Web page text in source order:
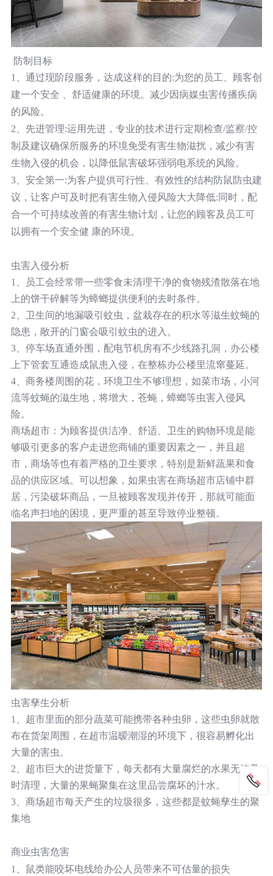
防制目标
1、通过现阶段服务，达成这样的目的:为您的员工、顾客创
建一个安全 、舒适健康的环境。减少因病媒虫害传播疾病
的风险。
2、先进管理:运用先进，专业的技术进行定期检查/监察/控
制及建议确保所服务的环境免受有害生物滋扰，减少有害
生物入侵的机会，以降低鼠害破坏强弱电系统的风险。
3、安全第一:为客户提供可行性、有效性的结构防鼠防虫建
议，让客户可及时把有害生物入侵风险大大降低:同时，配
合一个可持续改善的有害生物计划，让您的顾客及员工可
以拥有一个安全健 康的环境。
虫害入侵分析
1、员工会经常带一些零食未清理干净的食物残渣散落在地
上的饼干碎解等为蟑螂提供便利的去时条件。
2、卫生间的地漏吸引蚊虫，盆栽存在的积水等滋生蚊蝇的
隐患，敞开的门窗会吸引蚊虫的进入。
3、停车场直通外围，配电节机房有不少线路孔洞，办公楼
上下管套互通造成鼠患入侵，在整栋办公楼里流窜蔓延。
4、商务楼周围的花，环境卫生不够理想，如菜市场，小河
流等蚊蝇的滋生地，将增大，苍蝇，蟑螂等虫害入侵风
险。
商场超市：为顾客提供洁净、舒适、卫生的购物环境是能
够吸引更多的客户走进您商铺的重要因素之一，并且超
市，商场等也有着严格的卫生要求，特别是新鲜蔬果和食
品的供应区域。可以想象，如果虫害在商场超市店铺中群
居，污染破坏商品，一旦被顾客发现并传开，那就可能面
临名声扫地的困境，更严重的甚至导致停业整顿。
虫害孳生分析
1、超市里面的部分蔬菜可能携带各种虫卵，这些虫卵就散
布在货架周围，在超市温暧潮湿的环境下，很容易孵化出
大量的害虫。
2、超市巨大的进货量下，每天都有大量腐烂的水果无法及
时清理，大量的果蝇聚集在这里品尝腐坏的汁水。
3、商场超市每天产生的垃圾很多，这些都是蚊蝇孳生的聚
集地
商业虫害危害
1、鼠类能咬坏电线给办公人员带来不可估量的损失